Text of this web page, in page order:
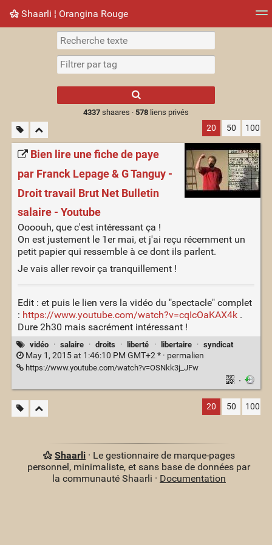
Shaarli ¦ Orangina Rouge
Nuage de tags Mur d'images
results.
4337shaares · 578liens privés
20 50 100
Bien lire une fiche de paye
par Franck Lepage & G Tanguy -
Droit travail Brut Net Bulletin
salaire - Youtube
Oooouh, que c'est intéressant ça !
On est justement le 1er mai, et j'ai reçu récemment un
petit papier qui ressemble à ce dont ils parlent.
Je vais aller revoir ça tranquillement !
Edit : et puis le lien vers la vidéo du "spectacle" complet
: https://www.youtube.com/watch?v=cqIcOaKAX4k.
Dure 2h30 mais sacrément intéressant !
vidéo · salaire · droits · liberté · libertaire · syndicat
May 1, 2015 at 1:46:10 PM GMT+2 * · permalien
https://www.youtube.com/watch?v=OSNkk3j_JFw
·
20 50 100
Shaarli· Le gestionnaire de marque-pages
personnel, minimaliste, et sans base de données par
la communauté Shaarli · Documentation